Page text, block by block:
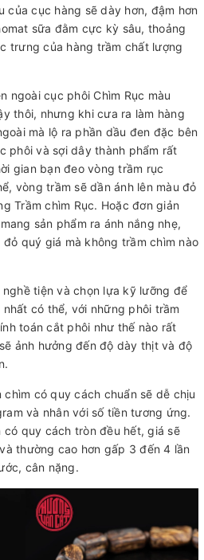
của cục hàng sẽ dày hơn, đậm hơn
sữa đằm cực kỳ sâu, thoảng
trưng của hàng trầm chất lượng
ngoài cục phôi Chìm Rục màu
thôi, nhưng khi cưa ra làm hàng
mà lộ ra phần dầu đen đặc bên
phôi và sợi dây thành phẩm rất
gian bạn đeo vòng trầm rục
vòng trầm sẽ dần ánh lên màu đỏ
Trầm chìm Rục. Hoặc đơn giản
sản phẩm ra ánh nắng nhẹ,
quý giá mà không trầm chìm nào
tiện và chọn lựa kỹ lưỡng để
có thể, với những phôi trầm
toán cắt phôi như thế nào rất
ảnh hưởng đến độ dày thịt và độ
có quy cách chuẩn sẽ dễ chịu
và nhân với số tiền tương ứng.
có quy cách tròn đều hết, giá sẽ
thường cao hơn gấp 3 đến 4 lần
cân nặng.